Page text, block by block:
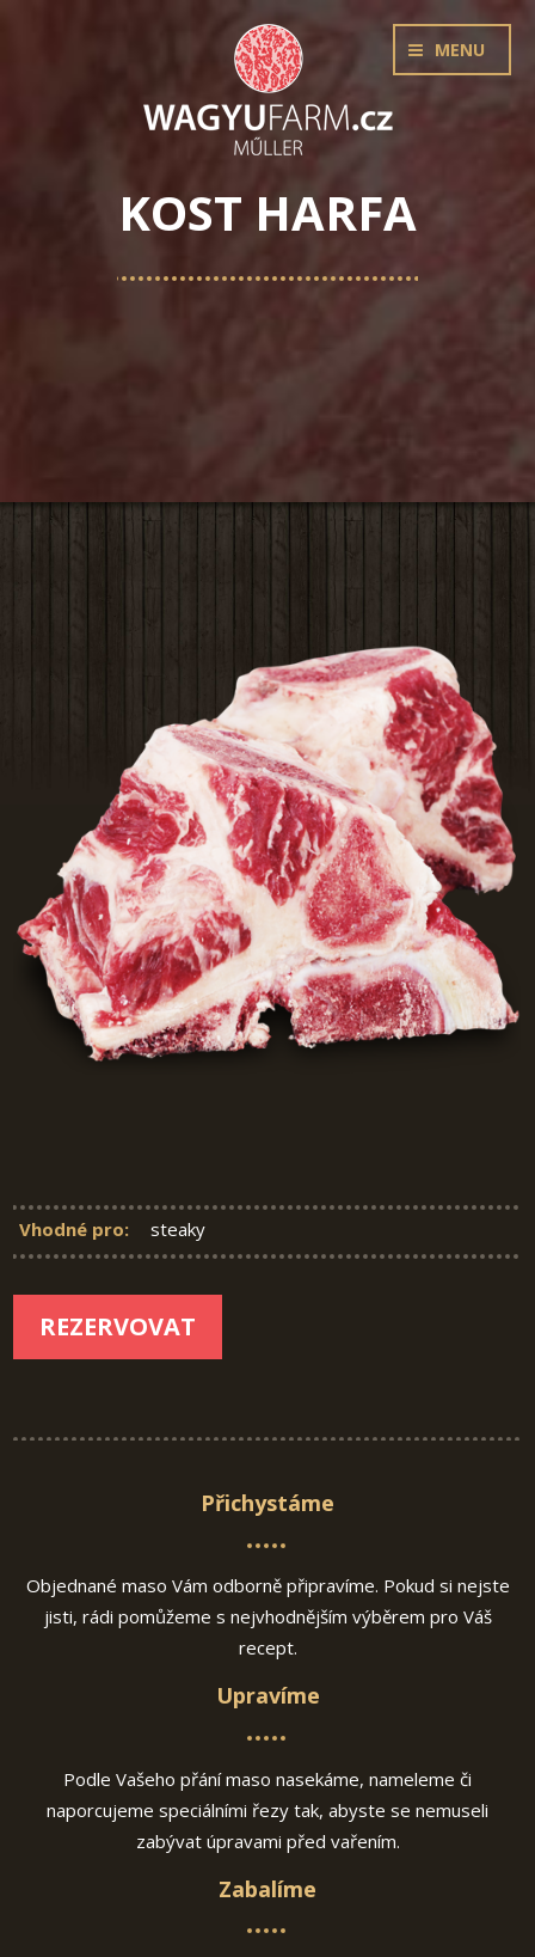
MENU
KOST HARFA
Vhodné pro: steaky
REZERVOVAT
Přichystáme
Objednané maso Vám odborně připravíme. Pokud si nejste
jisti, rádi pomůžeme s nejvhodnějším výběrem pro Váš
recept.
Upravíme
Podle Vašeho přání maso nasekáme, nameleme či
naporcujeme speciálními řezy tak, abyste se nemuseli
zabývat úpravami před vařením.
Zabalíme